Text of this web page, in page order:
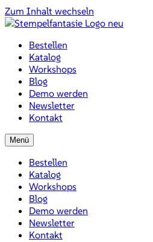
Zum Inhalt wechseln
Bestellen
Katalog
Workshops
Blog
Demo werden
Newsletter
Kontakt
Menü
Bestellen
Katalog
Workshops
Blog
Demo werden
Newsletter
Kontakt